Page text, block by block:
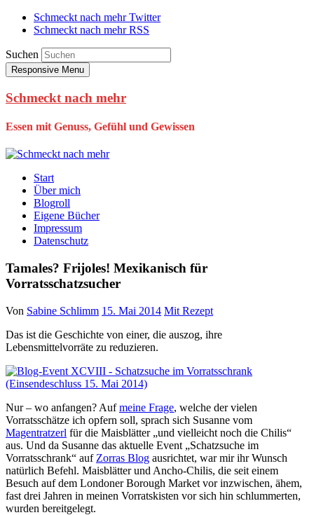
Schmeckt nach mehr Twitter
Schmeckt nach mehr RSS
Suchen
Responsive Menu
Schmeckt nach mehr
Essen mit Genuss, Gefühl und Gewissen
Start
Über mich
Blogroll
Eigene Bücher
Impressum
Datenschutz
Tamales? Frijoles! Mexikanisch für
Vorratsschatzsucher
Von Sabine Schlimm 15. Mai 2014 Mit Rezept
Das ist die Geschichte von einer, die auszog, ihre
Lebensmittelvorräte zu reduzieren.
Nur – wo anfangen? Aufmeine Frage, welche der vielen
Vorratsschätze ich opfern soll, sprach sich Susanne vom
Magentratzerl für die Maisblätter „und vielleicht noch die Chilis“
aus. Und da Susanne das aktuelle Event „Schatzsuche im
Vorratsschrank“ auf Zorras Blog ausrichtet, war mir ihr Wunsch
natürlich Befehl. Maisblätter und Ancho-Chilis, die seit einem
Besuch auf dem Londoner Borough Market vor inzwischen, ähem,
fast drei Jahren in meinen Vorratskisten vor sich hin schlummerten,
wurden bereitgelegt.